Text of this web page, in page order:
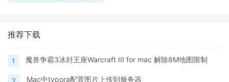
推荐下载
1 魔兽争霸3冰封王座Warcraft III for mac 解除8M地图限制
Mac中typora配置图片上传到服务器